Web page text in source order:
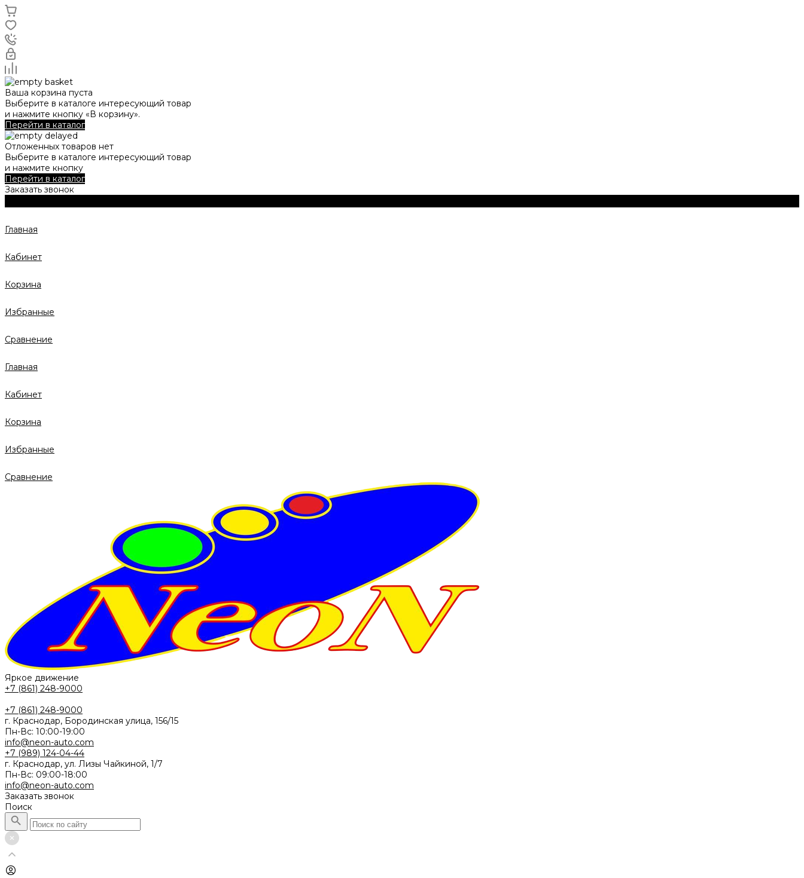
Ваша корзина пуста
Выберите в каталоге интересующий товар
и нажмите кнопку «В корзину».
Перейти в каталог
Отложенных товаров нет
Выберите в каталоге интересующий товар
и нажмите кнопку
Перейти в каталог
Заказать звонок
Главная
Кабинет
Корзина
Избранные
Сравнение
Главная
Кабинет
Корзина
Избранные
Сравнение
Яркое движение
+7 (861) 248-9000
+7 (861) 248-9000
г. Краснодар, Бородинская улица, 156/15
Пн-Вс: 10:00-19:00
info@neon-auto.com
+7 (989) 124-04-44
г. Краснодар, ул. Лизы Чайкиной, 1/7
Пн-Вс: 09:00-18:00
info@neon-auto.com
Заказать звонок
Поиск